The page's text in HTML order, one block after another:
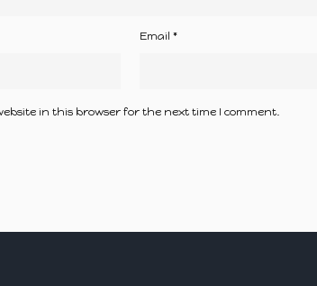
Email *
in this browser for the next time I comment.